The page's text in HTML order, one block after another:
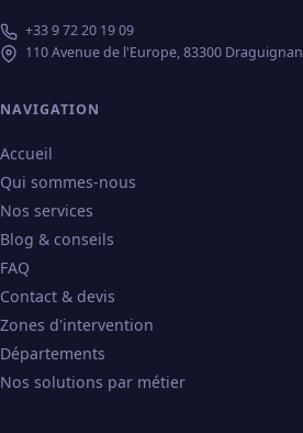
+33 9 72 20 19 09
110 Avenue de l'Europe, 83300 Draguignan
NAVIGATION
Accueil
Qui sommes-nous
Nos services
Blog & conseils
FAQ
Contact & devis
Zones d'intervention
Départements
Nos solutions par métier